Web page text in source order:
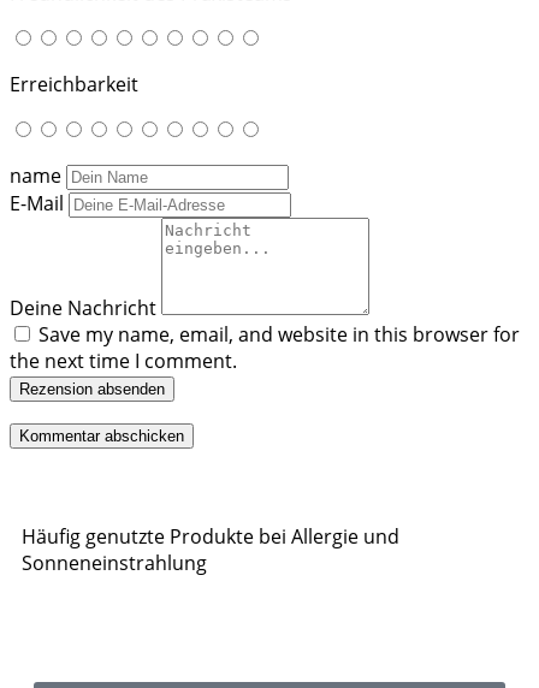
Erreichbarkeit
name
E-Mail
Deine Nachricht
Save my name, email, and website in this browser for
the next time I comment.
Rezension absenden
Häufig genutzte Produkte bei Allergie und
Sonneneinstrahlung